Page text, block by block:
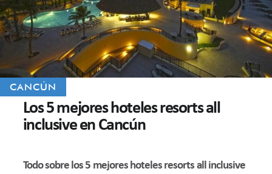
CANCÚN
Los 5 mejores hoteles resorts all
inclusive en Cancún
Todo sobre los 5 mejores hoteles resorts all inclusive